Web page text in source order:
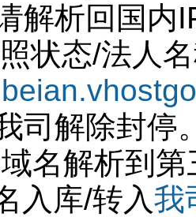
解析回国内
状态/法人
司解除封停
名解析到
入库/转入我